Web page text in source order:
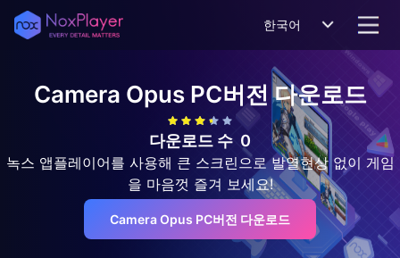
한국어
Camera OpusPC버전 다운로드
다운로드 수 0
녹스 앱플레이어를 사용해 큰 스크린으로 발열현상 없이 게임
을 마음껏 즐겨 보세요!
Camera Opus PC버전 다운로드